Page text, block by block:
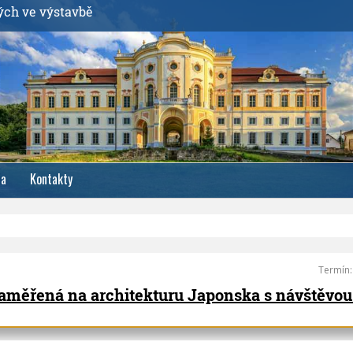
ve výstavbě
Kontakty
Termín:
na architekturu Japonska s návštěvou